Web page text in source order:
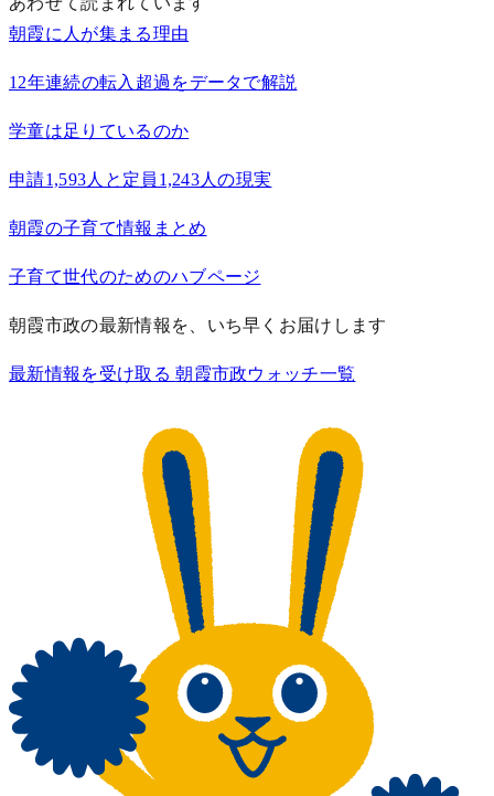
朝霞に人が集まる理由
12年連続の転入超過をデータで解説
学童は足りているのか
申請1,593人と定員1,243人の現実
朝霞の子育て情報まとめ
子育て世代のためのハブページ
朝霞市政の最新情報を、いち早くお届けします
最新情報を受け取る朝霞市政ウォッチ一覧